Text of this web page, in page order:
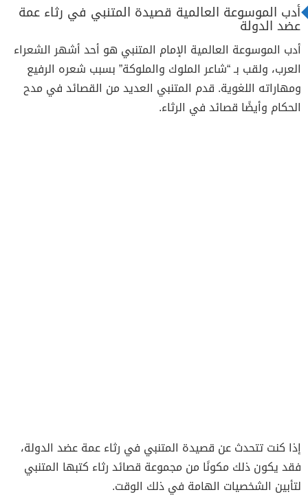
أدب الموسوعة العالمية قصيدة المتنبي في رثاء عمة
عضد الدولة
أدب الموسوعة العالمية الإمام المتنبي هو أحد أشهر الشعراء
العرب، ولقب بـ “شاعر الملوك والملوكة” بسبب شعره الرفيع
ومهاراته اللغوية. قدم المتنبي العديد من القصائد في مدح
الحكام وأيضًا قصائد في الرثاء.
إذا كنت تتحدث عن قصيدة المتنبي في رثاء عمة عضد الدولة،
فقد يكون ذلك مكونًا من مجموعة قصائد رثاء كتبها المتنبي
لتأبين الشخصيات الهامة في ذلك الوقت.